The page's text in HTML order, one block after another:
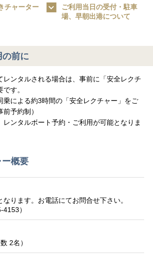
チャーター
ご利用当日の受付・駐車
場、早朝出港について
の前に
レンタルされる場合は、事前に「安全レクチ
す。
乗による約3時間の「安全レクチャー」をご
予約制）
レンタルボート予約・ご利用が可能となりま
概要
ります。お電話にてお問合せ下さい。
4153）
2名）